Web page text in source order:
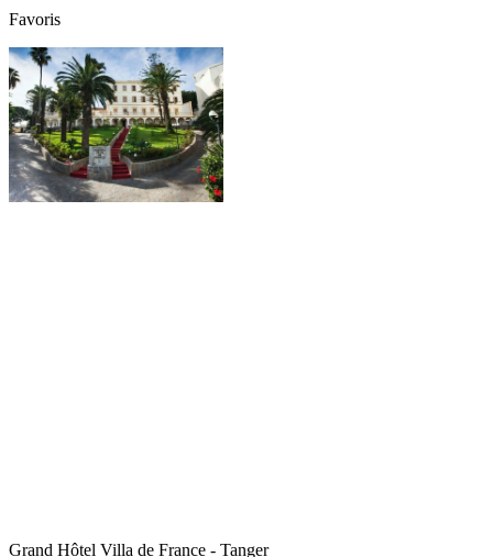
Favoris
Grand Hôtel Villa de France - Tanger